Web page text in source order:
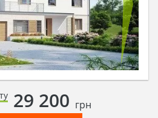
29 200 грн